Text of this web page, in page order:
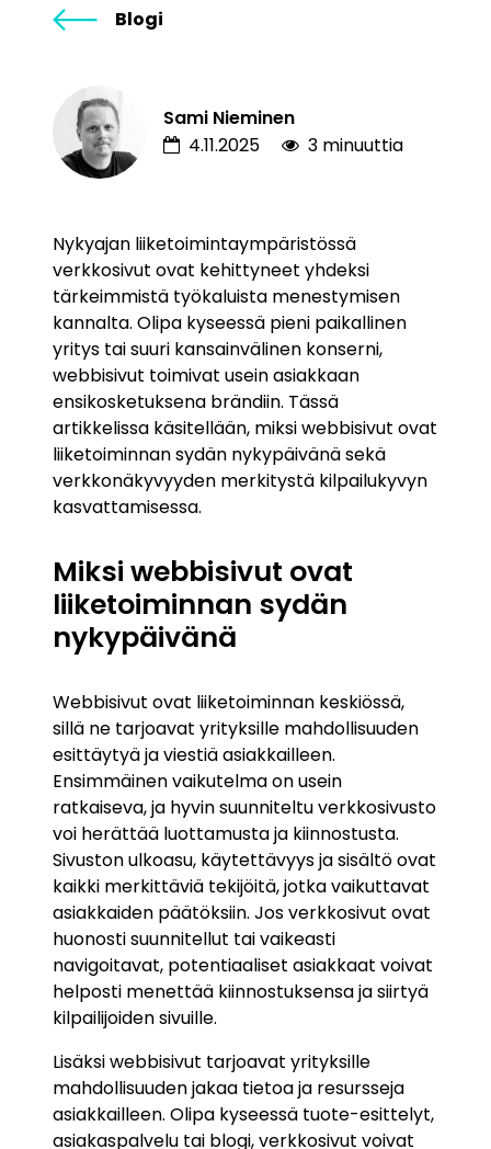
Blogi
Sami Nieminen
4.11.2025
3 minuuttia
Nykyajan liiketoimintaympäristössä
verkkosivut ovat kehittyneet yhdeksi
tärkeimmistä työkaluista menestymisen
kannalta. Olipa kyseessä pieni paikallinen
yritys tai suuri kansainvälinen konserni,
webbisivut toimivat usein asiakkaan
ensikosketuksena brändiin. Tässä
artikkelissa käsitellään, miksi webbisivut ovat
liiketoiminnan sydän nykypäivänä sekä
verkkonäkyvyyden merkitystä kilpailukyvyn
kasvattamisessa.
Miksi webbisivut ovat
liiketoiminnan sydän
nykypäivänä
Webbisivut ovat liiketoiminnan keskiössä,
sillä ne tarjoavat yrityksille mahdollisuuden
esittäytyä ja viestiä asiakkailleen.
Ensimmäinen vaikutelma on usein
ratkaiseva, ja hyvin suunniteltu verkkosivusto
voi herättää luottamusta ja kiinnostusta.
Sivuston ulkoasu, käytettävyys ja sisältö ovat
kaikki merkittäviä tekijöitä, jotka vaikuttavat
asiakkaiden päätöksiin. Jos verkkosivut ovat
huonosti suunnitellut tai vaikeasti
navigoitavat, potentiaaliset asiakkaat voivat
helposti menettää kiinnostuksensa ja siirtyä
kilpailijoiden sivuille.
Lisäksi webbisivut tarjoavat yrityksille
mahdollisuuden jakaa tietoa ja resursseja
asiakkailleen. Olipa kyseessä tuote-esittelyt,
asiakaspalvelu tai blogi, verkkosivut voivat